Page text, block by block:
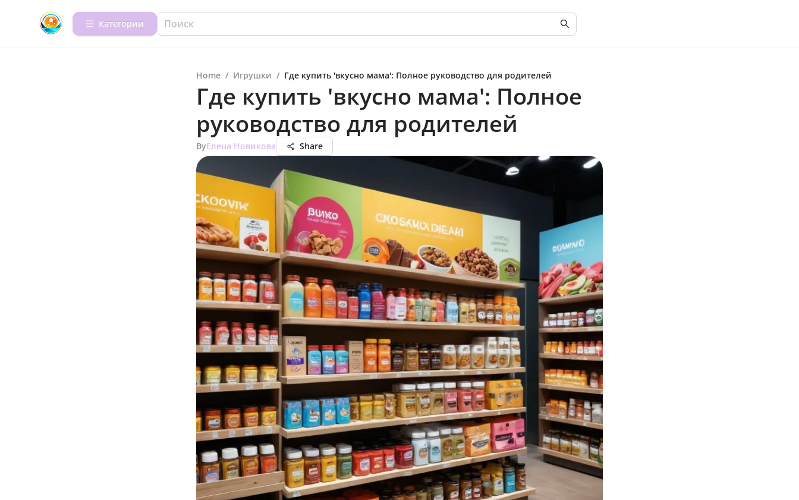
Категории
Home / Игрушки / Где купить 'вкусно мама': Полное руководство для родителей
Где купить 'вкусно мама': Полное
руководство для родителей
ByЕлена Новикова Share